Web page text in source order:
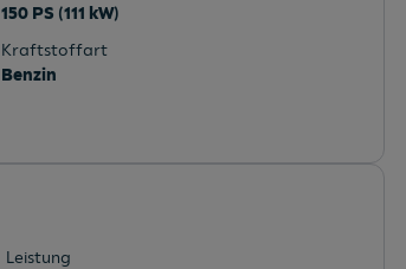
150 PS (111 kW)
Kraftstoffart
Benzin
Leistung